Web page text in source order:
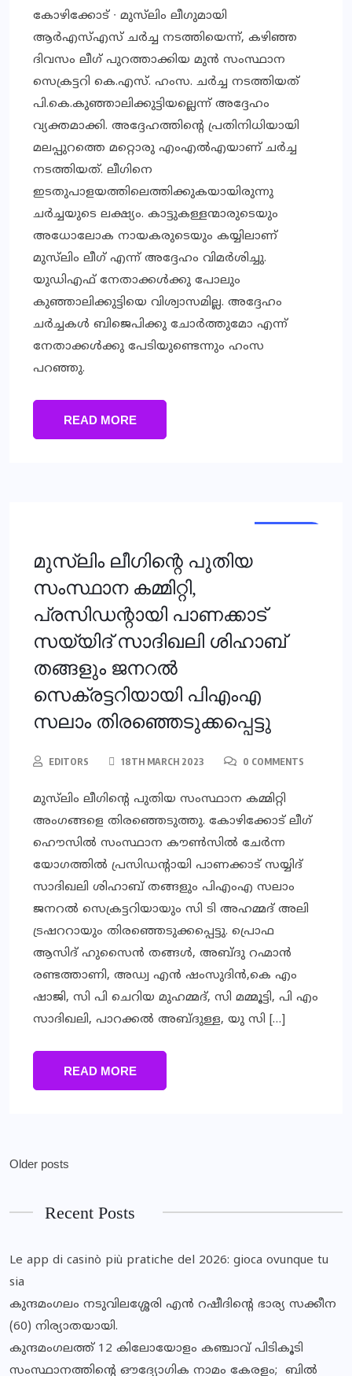
കോഴിക്കോട് ∙ മുസ്‌ലിം ലീഗുമായി
ആർഎസ്എസ് ചർച്ച നടത്തിയെന്ന്, കഴിഞ്ഞ
ദിവസം ലീഗ് പുറത്താക്കിയ മുൻ സംസ്ഥാന
സെക്രട്ടറി കെ.എസ്. ഹംസ. ചർച്ച നടത്തിയത്
പി.കെ.കുഞ്ഞാലിക്കുട്ടിയല്ലെന്ന് അദ്ദേഹം
വ്യക്തമാക്കി. അദ്ദേഹത്തിന്റെ പ്രതിനിധിയായി
മലപ്പുറത്തെ മറ്റൊരു എംഎൽഎയാണ് ചർച്ച
നടത്തിയത്. ലീഗിനെ
ഇടതുപാളയത്തിലെത്തിക്കുകയായിരുന്നു
ചർച്ചയുടെ ലക്ഷ്യം. കാട്ടുകള്ളന്മാരുടെയും
അധോലോക നായകരുടെയും കയ്യിലാണ്
മുസ്‍ലിം ലീഗ് എന്ന് അദ്ദേഹം വിമർശിച്ചു.
യുഡിഎഫ് നേതാക്കൾക്കു പോലും
കുഞ്ഞാലിക്കുട്ടിയെ വിശ്വാസമില്ല. അദ്ദേഹം
ചർച്ചകൾ ബിജെപിക്കു ചോർത്തുമോ എന്ന്
നേതാക്കൾക്കു പേടിയുണ്ടെന്നും ഹംസ
പറഞ്ഞു.
READ MORE
മുസ്‌ലിം ലീഗിന്റെ പുതിയ
സംസ്ഥാന കമ്മിറ്റി,
പ്രസിഡന്റായി പാണക്കാട്
സയ്യിദ് സാദിഖലി ശിഹാബ്
തങ്ങളും ജനറൽ
സെക്രട്ടറിയായി പിഎംഎ
സലാം തിരഞ്ഞെടുക്കപ്പെട്ടു
EDITORS 18TH MARCH 2023 0 COMMENTS
മുസ്‌ലിം ലീഗിന്റെ പുതിയ സംസ്ഥാന കമ്മിറ്റി
അംഗങ്ങളെ തിരഞ്ഞെടുത്തു. കോഴിക്കോട് ലീഗ്
ഹൌസിൽ സംസ്ഥാന കൗൺസിൽ ചേർന്ന
യോഗത്തിൽ പ്രസിഡന്റായി പാണക്കാട് സയ്യിദ്
സാദിഖലി ശിഹാബ് തങ്ങളും പിഎംഎ സലാം
ജനറൽ സെക്രട്ടറിയായും സി ടി അഹമ്മദ് അലി
ട്രഷററായും തിരഞ്ഞെടുക്കപ്പെട്ടു. പ്രൊഫ
ആസിദ് ഹുസൈൻ തങ്ങൾ, അബ്ദു റഹ്മാൻ
രണ്ടത്താണി, അഡ്വ എൻ ഷംസുദിൻ,കെ എം
ഷാജി, സി പി ചെറിയ മുഹമ്മദ്, സി മമ്മൂട്ടി, പി എം
സാദിഖലി, പാറക്കൽ അബ്ദുള്ള, യു സി […]
READ MORE
Older posts
Recent Posts
Le app di casinò più pratiche del 2026: gioca ovunque tu
sia
കുന്ദമംഗലം നടുവിലശ്ശേരി എന്‍ റഷീദിന്റെ ഭാര്യ സക്കീന
(60) നിര്യാതയായി.
കുന്ദമംഗലത്ത് 12 കിലോയോളം കഞ്ചാവ് പിടികൂടി
സംസ്ഥാനത്തിന്‍റെ ഔദ്യോഗിക നാമം കേരളം; ബില്‍